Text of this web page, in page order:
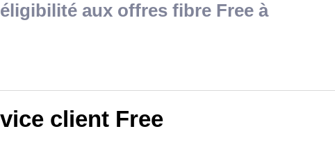
aux offres fibre Free à
client Free